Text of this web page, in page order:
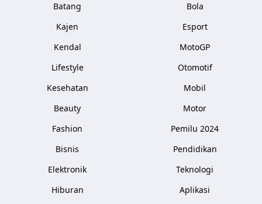
Batang
Kajen
Kendal
Lifestyle
Kesehatan
Beauty
Fashion
Bisnis
Elektronik
Hiburan
Bola
Esport
MotoGP
Otomotif
Mobil
Motor
Pemilu 2024
Pendidikan
Teknologi
Aplikasi